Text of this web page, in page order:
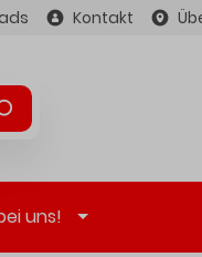
Kontakt
uns!